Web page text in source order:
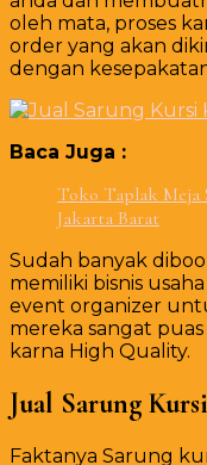
oleh mata, proses
order yang akan
dengan
Baca Juga :
Toko Taplak
Jakarta Barat
Sudah banyak
memiliki bisnis
event organizer
mereka sangat
karna High Quality.
Jual Sarung
Faktanya Sarung